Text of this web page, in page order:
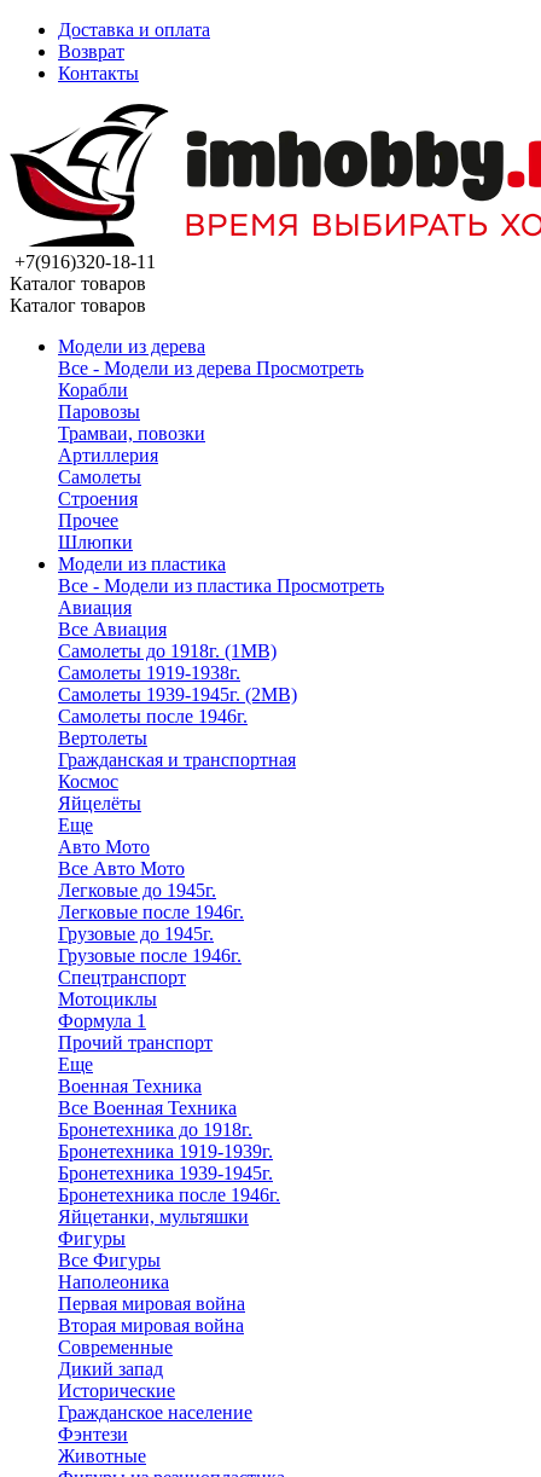
Доставка и оплата
Возврат
Контакты
+7(916)320-18-11
Каталог товаров
Каталог товаров
Модели из дерева
Все - Модели из дерева Просмотреть
Корабли
Паровозы
Трамваи, повозки
Артиллерия
Самолеты
Строения
Прочее
Шлюпки
Модели из пластика
Все - Модели из пластика Просмотреть
Авиация
Все Авиация
Самолеты до 1918г. (1МВ)
Самолеты 1919-1938г.
Самолеты 1939-1945г. (2МВ)
Самолеты после 1946г.
Вертолеты
Гражданская и транспортная
Космос
Яйцелёты
Еще
Авто Мото
Все Авто Мото
Легковые до 1945г.
Легковые после 1946г.
Грузовые до 1945г.
Грузовые после 1946г.
Спецтранспорт
Мотоциклы
Формула 1
Прочий транспорт
Еще
Военная Техника
Все Военная Техника
Бронетехника до 1918г.
Бронетехника 1919-1939г.
Бронетехника 1939-1945г.
Бронетехника после 1946г.
Яйцетанки, мультяшки
Фигуры
Все Фигуры
Наполеоника
Первая мировая война
Вторая мировая война
Современные
Дикий запад
Исторические
Гражданское население
Фэнтези
Животные